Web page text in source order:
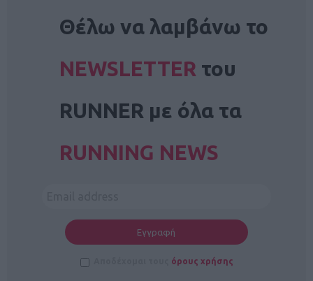
Θέλω να λαμβάνω το
NEWSLETTER του
RUNNER με όλα τα
RUNNING NEWS
όρους χρήσης